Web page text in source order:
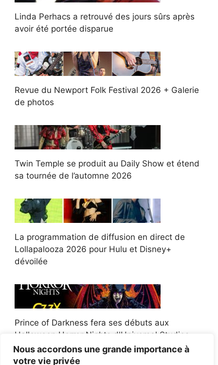
Nous accordons une grande importance à
votre vie privée
Linda Perhacs a retrouvé des jours sûrs après
avoir été portée disparue
Revue du Newport Folk Festival 2026 + Galerie
de photos
Twin Temple se produit au Daily Show et étend
sa tournée de l’automne 2026
La programmation de diffusion en direct de
Lollapalooza 2026 pour Hulu et Disney+
dévoilée
Prince of Darkness fera ses débuts aux
Halloween Horror Nights d'Universal Studios